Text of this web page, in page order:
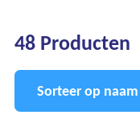
48 Producten
Sorteer op naam